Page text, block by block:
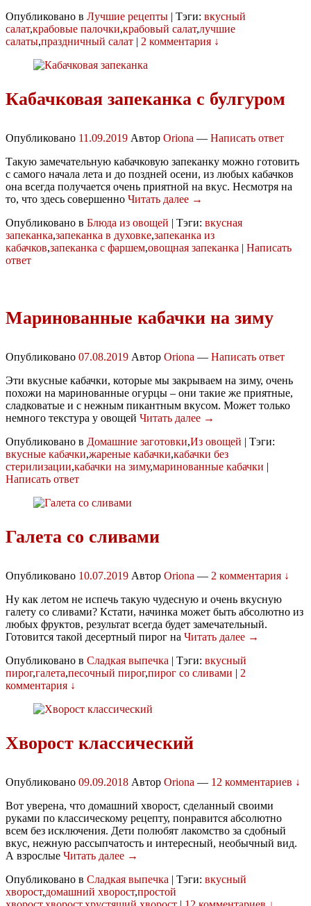
Опубликовано в Лучшие рецепты | Тэги: вкусный
салат,крабовые палочки,крабовый салат,лучшие
салаты,праздничный салат | 2 комментария ↓
Кабачковая запеканка с булгуром
Опубликовано 11.09.2019 Автор Oriona — Написать ответ
Такую замечательную кабачковую запеканку можно готовить
с самого начала лета и до поздней осени, из любых кабачков
она всегда получается очень приятной на вкус. Несмотря на
то, что здесь совершенно Читать далее →
Опубликовано в Блюда из овощей | Тэги: вкусная
запеканка,запеканка в духовке,запеканка из
кабачков,запеканка с фаршем,овощная запеканка | Написать
ответ
Маринованные кабачки на зиму
Опубликовано 07.08.2019 Автор Oriona — Написать ответ
Эти вкусные кабачки, которые мы закрываем на зиму, очень
похожи на маринованные огурцы – они такие же приятные,
сладковатые и с нежным пикантным вкусом. Может только
немного текстура у овощей Читать далее →
Опубликовано в Домашние заготовки,Из овощей | Тэги:
вкусные кабачки,жареные кабачки,кабачки без
стерилизации,кабачки на зиму,маринованные кабачки |
Написать ответ
Галета со сливами
Опубликовано 10.07.2019 Автор Oriona — 2 комментария ↓
Ну как летом не испечь такую чудесную и очень вкусную
галету со сливами? Кстати, начинка может быть абсолютно из
любых фруктов, результат всегда будет замечательный.
Готовится такой десертный пирог на Читать далее →
Опубликовано в Сладкая выпечка | Тэги: вкусный
пирог,галета,песочный пирог,пирог со сливами | 2
комментария ↓
Хворост классический
Опубликовано 09.09.2018 Автор Oriona — 12 комментариев ↓
Вот уверена, что домашний хворост, сделанный своими
руками по классическому рецепту, понравится абсолютно
всем без исключения. Дети полюбят лакомство за сдобный
вкус, нежную рассыпчатость и интересный, необычный вид.
А взрослые Читать далее →
Опубликовано в Сладкая выпечка | Тэги: вкусный
хворост,домашний хворост,простой